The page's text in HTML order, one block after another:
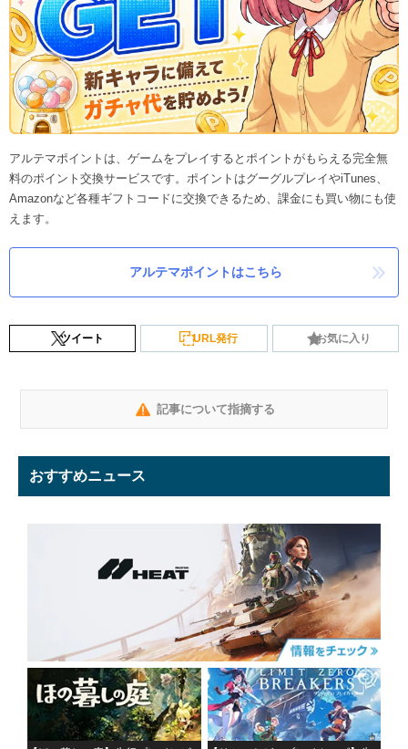
アルテマポイントは、ゲームをプレイするとポイントがもらえる完全無
料のポイント交換サービスです。ポイントはグーグルプレイやiTunes、
Amazonなど各種ギフトコードに交換できるため、課金にも買い物にも使
えます。
アルテマポイントはこちら
ツイート URL発行 お気に入り
記事について指摘する
おすすめニュース